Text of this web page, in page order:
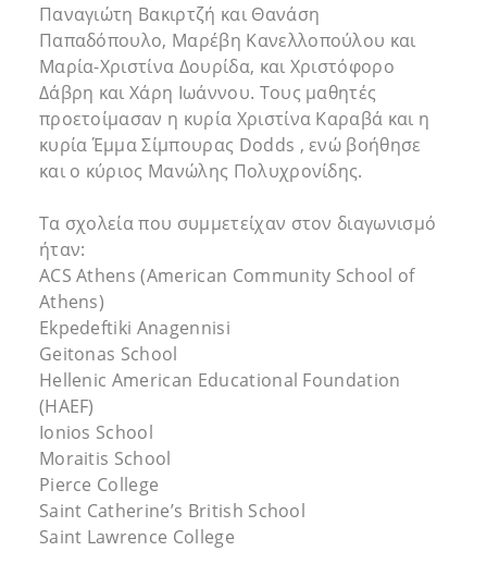
Παναγιώτη Βακιρτζή και Θανάση
Παπαδόπουλο, Μαρέβη Κανελλοπούλου και
Μαρία-Χριστίνα Δουρίδα, και Χριστόφορο
Δάβρη και Χάρη Ιωάννου. Τους μαθητές
προετοίμασαν η κυρία Χριστίνα Καραβά και η
κυρία Έμμα Σίμπουρας Dodds , ενώ βοήθησε
και ο κύριος Μανώλης Πολυχρονίδης.
Τα σχολεία που συμμετείχαν στον διαγωνισμό
ήταν:
ACS Athens (American Community School of
Athens)
Ekpedeftiki Anagennisi
Geitonas School
Hellenic American Educational Foundation
(HAEF)
Ionios School
Moraitis School
Pierce College
Saint Catherine’s British School
Saint Lawrence College